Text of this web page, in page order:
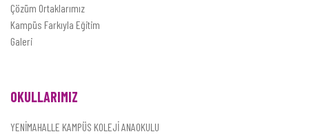
Çözüm Ortaklarımız
Kampüs Farkıyla Eğitim
Galeri
OKULLARIMIZ
YENİMAHALLE KAMPÜS KOLEJİ ANAOKULU